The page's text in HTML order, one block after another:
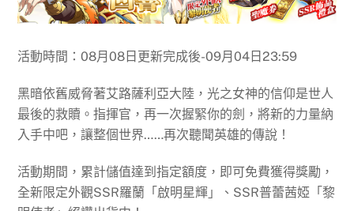
活動時間：08月08日更新完成後-09月04日23:59
黑暗依舊威脅著艾路薩利亞大陸，光之女神的信仰是世人
最後的救贖。指揮官，再一次握緊你的劍，將新的力量納
入手中吧，讓整個世界……再次聽聞英雄的傳說！
活動期間，累計儲值達到指定額度，即可免費獲得獎勵，
全新限定外觀SSR羅蘭「啟明星輝」、SSR普蕾茜婭「黎